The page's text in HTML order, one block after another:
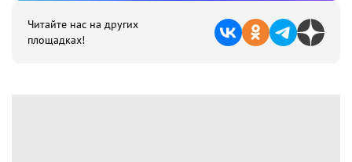
Читайте нас на других
площадках!